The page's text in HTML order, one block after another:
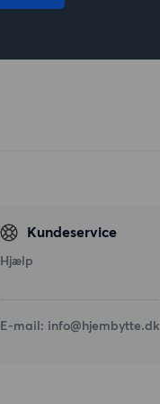
Kundeservice
Hjælp
E-mail: info@hjembytte.dk